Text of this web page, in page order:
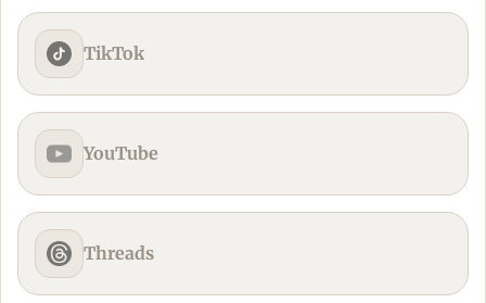
TikTok
YouTube
Threads